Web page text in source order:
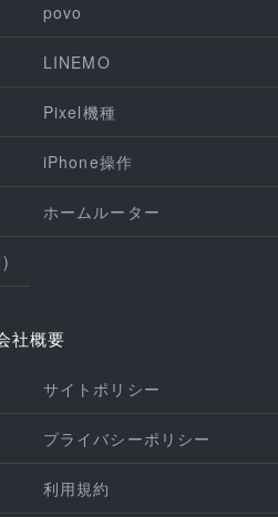
povo
LINEMO
Pixel機種
iPhone操作
ホームルーター
社概要
サイトポリシー
プライバシーポリシー
利用規約